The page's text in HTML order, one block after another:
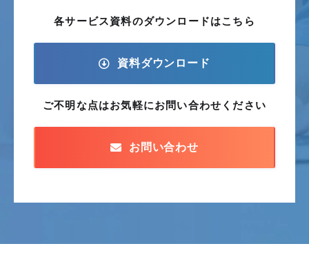
各サービス資料のダウンロードはこちら
資料ダウンロード
ご不明な点はお気軽にお問い合わせください
お問い合わせ